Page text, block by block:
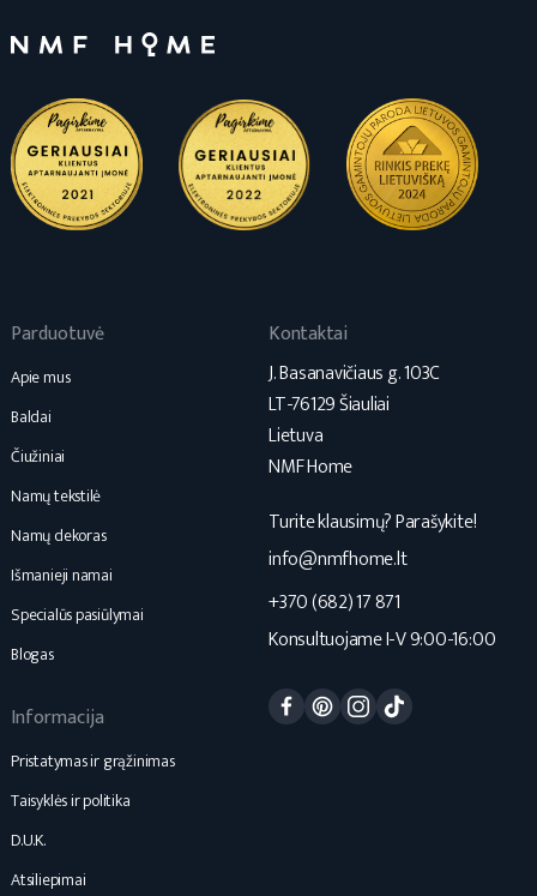
Parduotuvė
Apie mus
Baldai
Čiužiniai
Namų tekstilė
Namų dekoras
Išmanieji namai
Specialūs pasiūlymai
Blogas
Informacija
Pristatymas ir grąžinimas
Taisyklės ir politika
D.U.K.
Atsiliepimai
Kontaktai
J. Basanavičiaus g. 103C
LT-76129 Šiauliai
Lietuva
NMF Home
Turite klausimų? Parašykite!
info@nmfhome.lt
+370 (682) 17 871
Konsultuojame I-V 9:00-16:00
FacebookPinterestInstagram